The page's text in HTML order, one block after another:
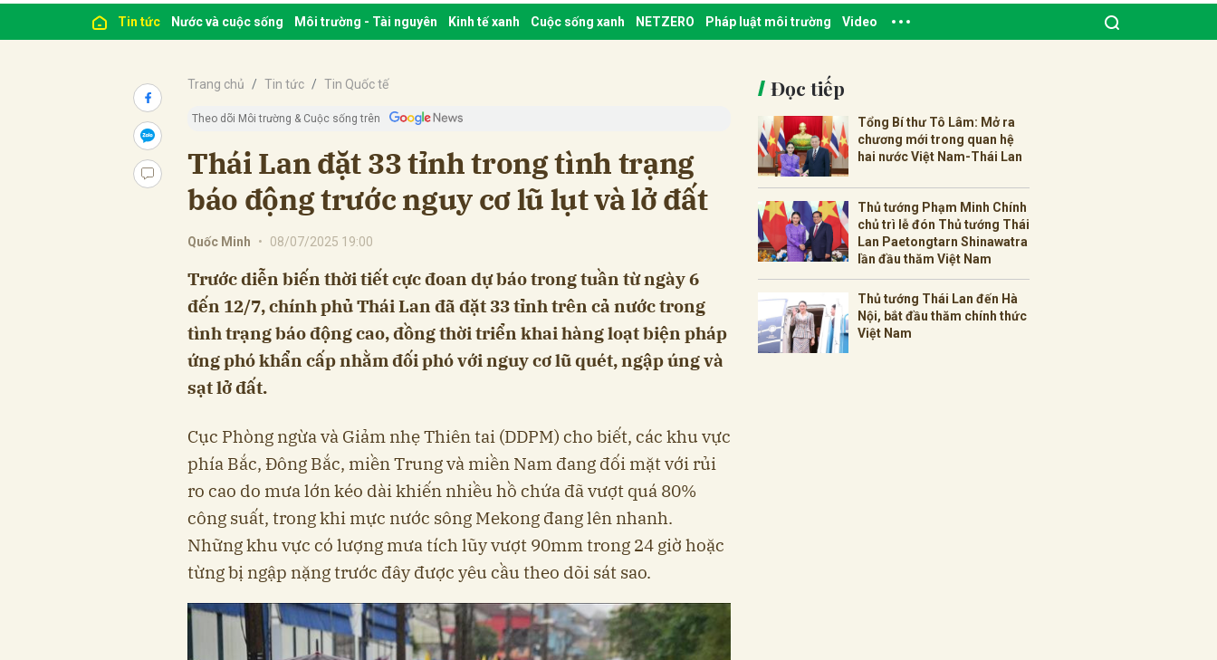
Tin tức Nước và cuộc sống Môi trường - Tài nguyên Kinh tế xanh Cuộc sống xanh NETZERO Pháp luật môi trường Video
Trang chủ Tin tức Tin Quốc tế
Theo dõi Môi trường & Cuộc sống trên
Thái Lan đặt 33 tỉnh trong tình trạng
báo động trước nguy cơ lũ lụt và lở đất
Quốc Minh • 08/07/2025 19:00
Trước diễn biến thời tiết cực đoan dự báo trong tuần từ ngày 6
đến 12/7, chính phủ Thái Lan đã đặt 33 tỉnh trên cả nước trong
tình trạng báo động cao, đồng thời triển khai hàng loạt biện pháp
ứng phó khẩn cấp nhằm đối phó với nguy cơ lũ quét, ngập úng và
sạt lở đất.
Cục Phòng ngừa và Giảm nhẹ Thiên tai (DDPM) cho biết, các khu vực
phía Bắc, Đông Bắc, miền Trung và miền Nam đang đối mặt với rủi
ro cao do mưa lớn kéo dài khiến nhiều hồ chứa đã vượt quá 80%
công suất, trong khi mực nước sông Mekong đang lên nhanh.
Những khu vực có lượng mưa tích lũy vượt 90mm trong 24 giờ hoặc
từng bị ngập nặng trước đây được yêu cầu theo dõi sát sao.
Đọc tiếp
Tổng Bí thư Tô Lâm: Mở ra
chương mới trong quan hệ
hai nước Việt Nam-Thái Lan
Thủ tướng Phạm Minh Chính
chủ trì lễ đón Thủ tướng Thái
Lan Paetongtarn Shinawatra
lần đầu thăm Việt Nam
Thủ tướng Thái Lan đến Hà
Nội, bắt đầu thăm chính thức
Việt Nam